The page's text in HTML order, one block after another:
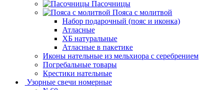
Пасочницы
Пояса с молитвой
Набор подарочный (пояс и иконка)
Атласные
ХБ натуральные
Атласные в пакетике
Иконы нательные из мельхиора с серебрением
Погребальные товары
Крестики нательные
Узорные свечи номерные